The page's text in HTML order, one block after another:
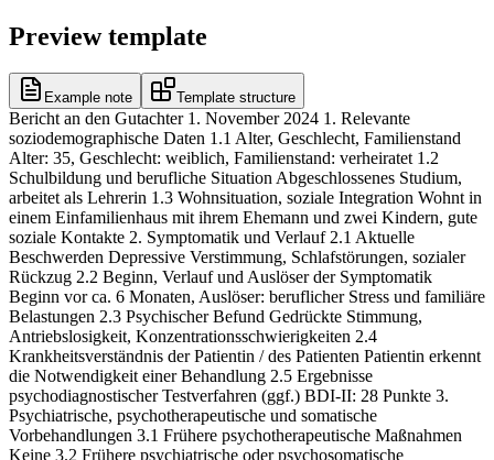
Preview template
Example note Template structure
Bericht an den Gutachter 1. November 2024 1. Relevante
soziodemographische Daten 1.1 Alter, Geschlecht, Familienstand
Alter: 35, Geschlecht: weiblich, Familienstand: verheiratet 1.2
Schulbildung und berufliche Situation Abgeschlossenes Studium,
arbeitet als Lehrerin 1.3 Wohnsituation, soziale Integration Wohnt in
einem Einfamilienhaus mit ihrem Ehemann und zwei Kindern, gute
soziale Kontakte 2. Symptomatik und Verlauf 2.1 Aktuelle
Beschwerden Depressive Verstimmung, Schlafstörungen, sozialer
Rückzug 2.2 Beginn, Verlauf und Auslöser der Symptomatik
Beginn vor ca. 6 Monaten, Auslöser: beruflicher Stress und familiäre
Belastungen 2.3 Psychischer Befund Gedrückte Stimmung,
Antriebslosigkeit, Konzentrationsschwierigkeiten 2.4
Krankheitsverständnis der Patientin / des Patienten Patientin erkennt
die Notwendigkeit einer Behandlung 2.5 Ergebnisse
psychodiagnostischer Testverfahren (ggf.) BDI-II: 28 Punkte 3.
Psychiatrische, psychotherapeutische und somatische
Vorbehandlungen 3.1 Frühere psychotherapeutische Maßnahmen
Keine 3.2 Frühere psychiatrische oder psychosomatische